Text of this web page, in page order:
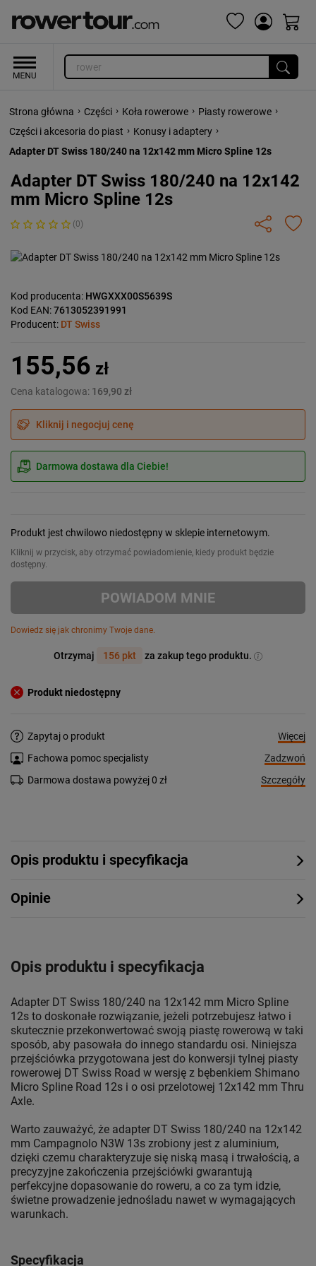
Strona główna › Części › Koła rowerowe › Piasty rowerowe ›
Części i akcesoria do piast › Konusy i adaptery ›
Adapter DT Swiss 180/240 na 12x142 mm Micro Spline 12s
Adapter DT Swiss 180/240 na 12x142
mm Micro Spline 12s
(0)
Kod producenta: HWGXXX00S5639S
Kod EAN:7613052391991
Producent: DT Swiss
155,56 zł
Cena katalogowa: 169,90 zł
Kliknij i negocjuj cenę
Darmowa dostawa dla Ciebie!
Produkt jest chwilowo niedostępny w sklepie internetowym.
Kliknij w przycisk, aby otrzymać powiadomienie, kiedy produkt będzie
dostępny.
POWIADOM MNIE
Dowiedz się jak chronimy Twoje dane.
Otrzymaj 156 pkt za zakup tego produktu.
Produkt niedostępny
Zapytaj o produkt
Więcej
Fachowa pomoc specjalisty
Zadzwoń
Darmowa dostawa powyżej 0 zł
Szczegóły
Opis produktu i specyfikacja
Opinie
Opis produktu i specyfikacja
Adapter DT Swiss 180/240 na 12x142 mm Micro Spline
12s to doskonałe rozwiązanie, jeżeli potrzebujesz łatwo i
skutecznie przekonwertować swoją piastę rowerową w taki
sposób, aby pasowała do innego standardu osi. Niniejsza
przejściówka przygotowana jest do konwersji tylnej piasty
rowerowej DT Swiss Road w wersję z bębenkiem Shimano
Micro Spline Road 12s i o osi przelotowej 12x142 mm Thru
Axle.
Warto zauważyć, że adapter DT Swiss 180/240 na 12x142
mm Campagnolo N3W 13s zrobiony jest z aluminium,
dzięki czemu charakteryzuje się niską masą i trwałością, a
precyzyjne zakończenia przejściówki gwarantują
perfekcyjne dopasowanie do roweru, a co za tym idzie,
świetne prowadzenie jednośladu nawet w wymagających
warunkach.
Specyfikacja